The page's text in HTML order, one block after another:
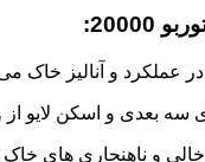
سه بعدی و اسکن لایو